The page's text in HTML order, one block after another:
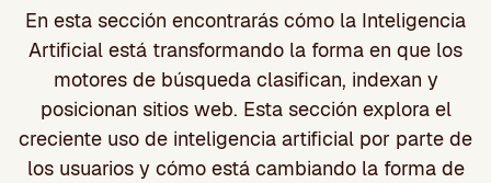
En esta sección encontrarás cómo la Inteligencia
Artificial está transformando la forma en que los
motores de búsqueda clasifican, indexan y
posicionan sitios web. Esta sección explora el
creciente uso de inteligencia artificial por parte de
los usuarios y cómo está cambiando la forma de